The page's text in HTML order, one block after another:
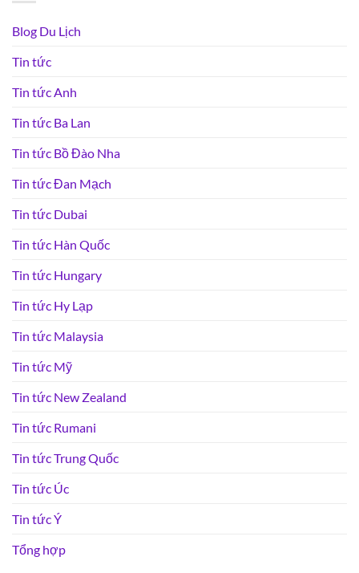
Blog Du Lịch
Tin tức
Tin tức Anh
Tin tức Ba Lan
Tin tức Bồ Đào Nha
Tin tức Đan Mạch
Tin tức Dubai
Tin tức Hàn Quốc
Tin tức Hungary
Tin tức Hy Lạp
Tin tức Malaysia
Tin tức Mỹ
Tin tức New Zealand
Tin tức Rumani
Tin tức Trung Quốc
Tin tức Úc
Tin tức Ý
Tổng hợp